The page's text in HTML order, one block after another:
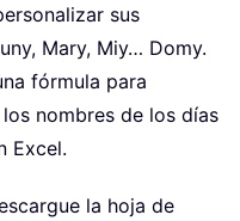
sus
Mary, Miy… Domy.
fórmula para
nombres de los días
Excel.
la hoja de